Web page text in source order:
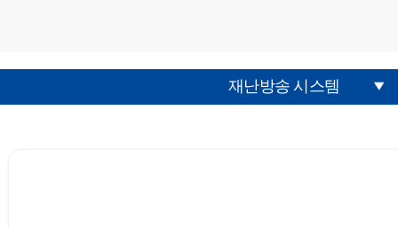
재난방송 시스템